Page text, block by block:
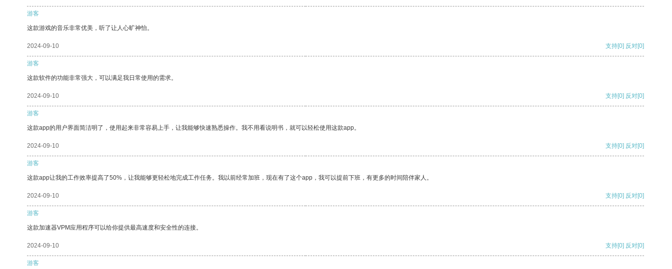
游客
这款游戏的音乐非常优美，听了让人心旷神怡。
2024-09-10 支持[0] 反对[0]
游客
这款软件的功能非常强大，可以满足我日常使用的需求。
2024-09-10 支持[0] 反对[0]
游客
这款app的用户界面简洁明了，使用起来非常容易上手，让我能够快速熟悉操作。我不用看说明书，就可以轻松使用这款app。
2024-09-10 支持[0] 反对[0]
游客
这款app让我的工作效率提高了50%，让我能够更轻松地完成工作任务。我以前经常加班，现在有了这个app，我可以提前下班，有更多的时间陪伴家人。
2024-09-10 支持[0] 反对[0]
游客
这款加速器VPM应用程序可以给你提供最高速度和安全性的连接。
2024-09-10 支持[0] 反对[0]
游客